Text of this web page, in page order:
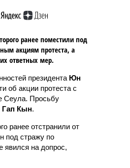
ранее поместили под
акциям протеста, а
ответных мер.
президента Юн
об акции протеста с
Сеула. Просьбу
Кын.
ранее отстранили от
под стражу по
явился на допрос,